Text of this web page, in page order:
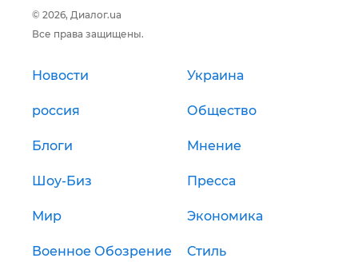
© 2026, Диалог.ua
Все права защищены.
Новости Украина
россия Общество
Блоги Мнение
Шоу-Биз Пресса
Мир Экономика
Военное Обозрение Стиль